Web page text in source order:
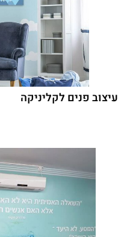
עיצוב פנים לקליניקה